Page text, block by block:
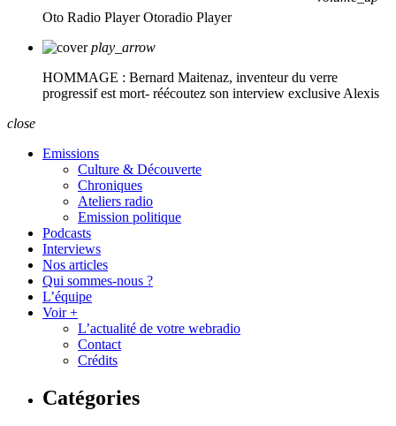
Oto Radio Player Otoradio Player
play_arrow
HOMMAGE : Bernard Maitenaz, inventeur du verre
progressif est mort- réécoutez son interview exclusive Alexis
close
Emissions
Culture & Découverte
Chroniques
Ateliers radio
Emission politique
Podcasts
Interviews
Nos articles
Qui sommes-nous ?
L’équipe
Voir +
L’actualité de votre webradio
Contact
Crédits
Catégories